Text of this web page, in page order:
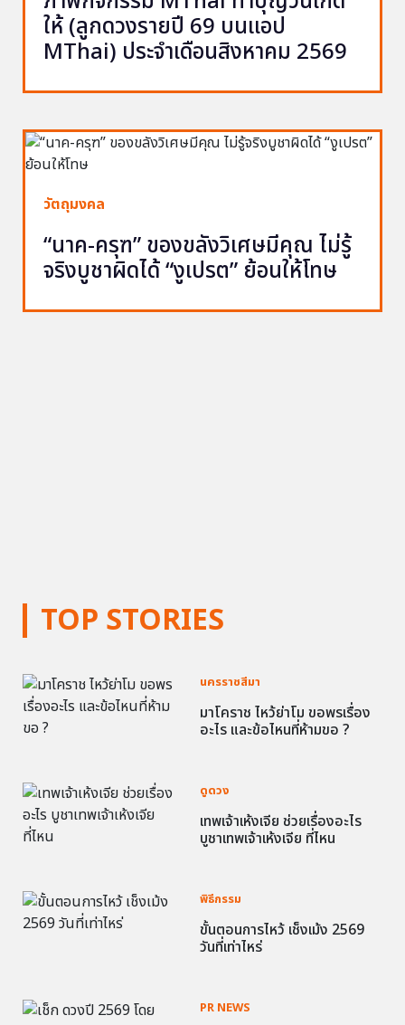
TOP STORIES
นครราชสีมา
มาโคราช ไหว้ย่าโม ขอพรเรื่อง
อะไร และข้อไหนที่ห้ามขอ ?
ดูดวง
เทพเจ้าเห้งเจีย ช่วยเรื่องอะไร
บูชาเทพเจ้าเห้งเจีย ที่ไหน
พิธีกรรม
ขั้นตอนการไหว้ เช็งเม้ง 2569
วันที่เท่าไหร่
PR NEWS
ให้ (ลูกดวงรายปี 69 บนแอป
MThai) ประจำเดือนสิงหาคม 2569
วัตถุมงคล
“นาค-ครุฑ” ของขลังวิเศษมีคุณ ไม่รู้
จริงบูชาผิดได้ “งูเปรต” ย้อนให้โทษ